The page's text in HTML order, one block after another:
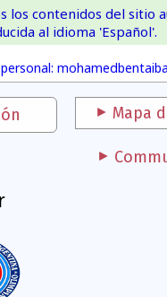
France-IOI
los contenidos del sitio
al idioma 'Español'.
Mapa